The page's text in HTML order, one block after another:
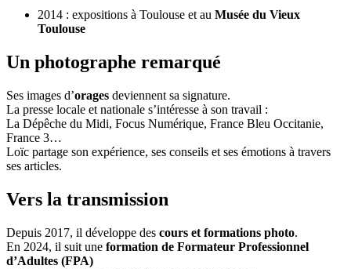
2014 : expositions à Toulouse et au Musée du Vieux
Toulouse
Un photographe remarqué
Ses images d’orages deviennent sa signature.
La presse locale et nationale s’intéresse à son travail :
La Dépêche du Midi, Focus Numérique, France Bleu Occitanie,
France 3…
Loïc partage son expérience, ses conseils et ses émotions à travers
ses articles.
Vers la transmission
Depuis 2017, il développe des cours et formations photo.
En 2024, il suit une formation de Formateur Professionnel
d’Adultes (FPA)